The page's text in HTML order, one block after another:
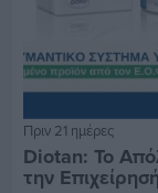
Πριν 21 ημέρες
Diotan: Το
την